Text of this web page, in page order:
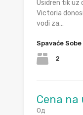
Usidren tik uz
Victoria
vodi za…
Spavaće Sobe
2
Cena na
Од